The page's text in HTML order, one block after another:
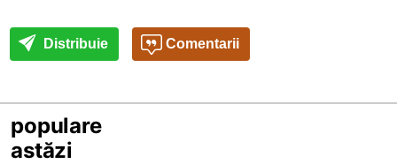
Distribuie Comentarii
populare
astăzi